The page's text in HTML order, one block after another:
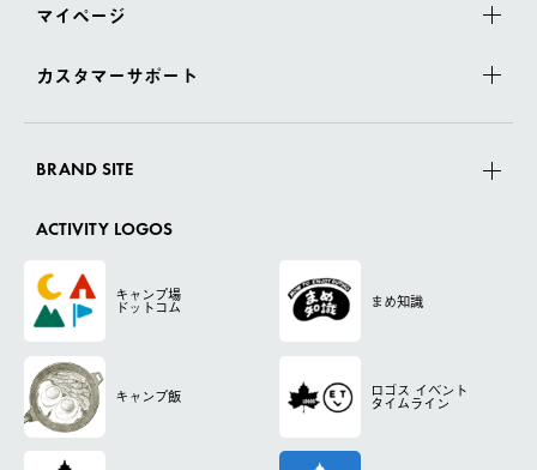
マイページ
カスタマーサポート
BRAND SITE
ACTIVITY LOGOS
キャンプ場
ドットコム まめ知識
キャンプ飯 ロゴス イベント
タイムライン